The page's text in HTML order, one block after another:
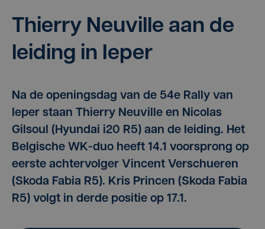
Thier­ry Neu­vil­le aan de
lei­ding in Ieper
Na de openingsdag van de 54e Rally van
Ieper staan Thierry Neuville en Nicolas
Gilsoul (Hyundai i20 R5) aan de leiding. Het
Belgische WK-duo heeft 14.1 voorsprong op
eerste achtervolger Vincent Verschueren
(Skoda Fabia R5). Kris Princen (Skoda Fabia
R5) volgt in derde positie op 17.1.